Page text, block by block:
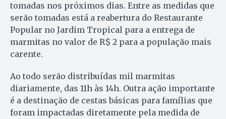
tomadas nos próximos dias. Entre as medidas que
serão tomadas está a reabertura do Restaurante
Popular no Jardim Tropical para a entrega de
marmitas no valor de R$ 2 para a população mais
carente.
Ao todo serão distribuídas mil marmitas
diariamente, das 11h às 14h. Outra ação importante
é a destinação de cestas básicas para famílias que
foram impactadas diretamente pela medida de